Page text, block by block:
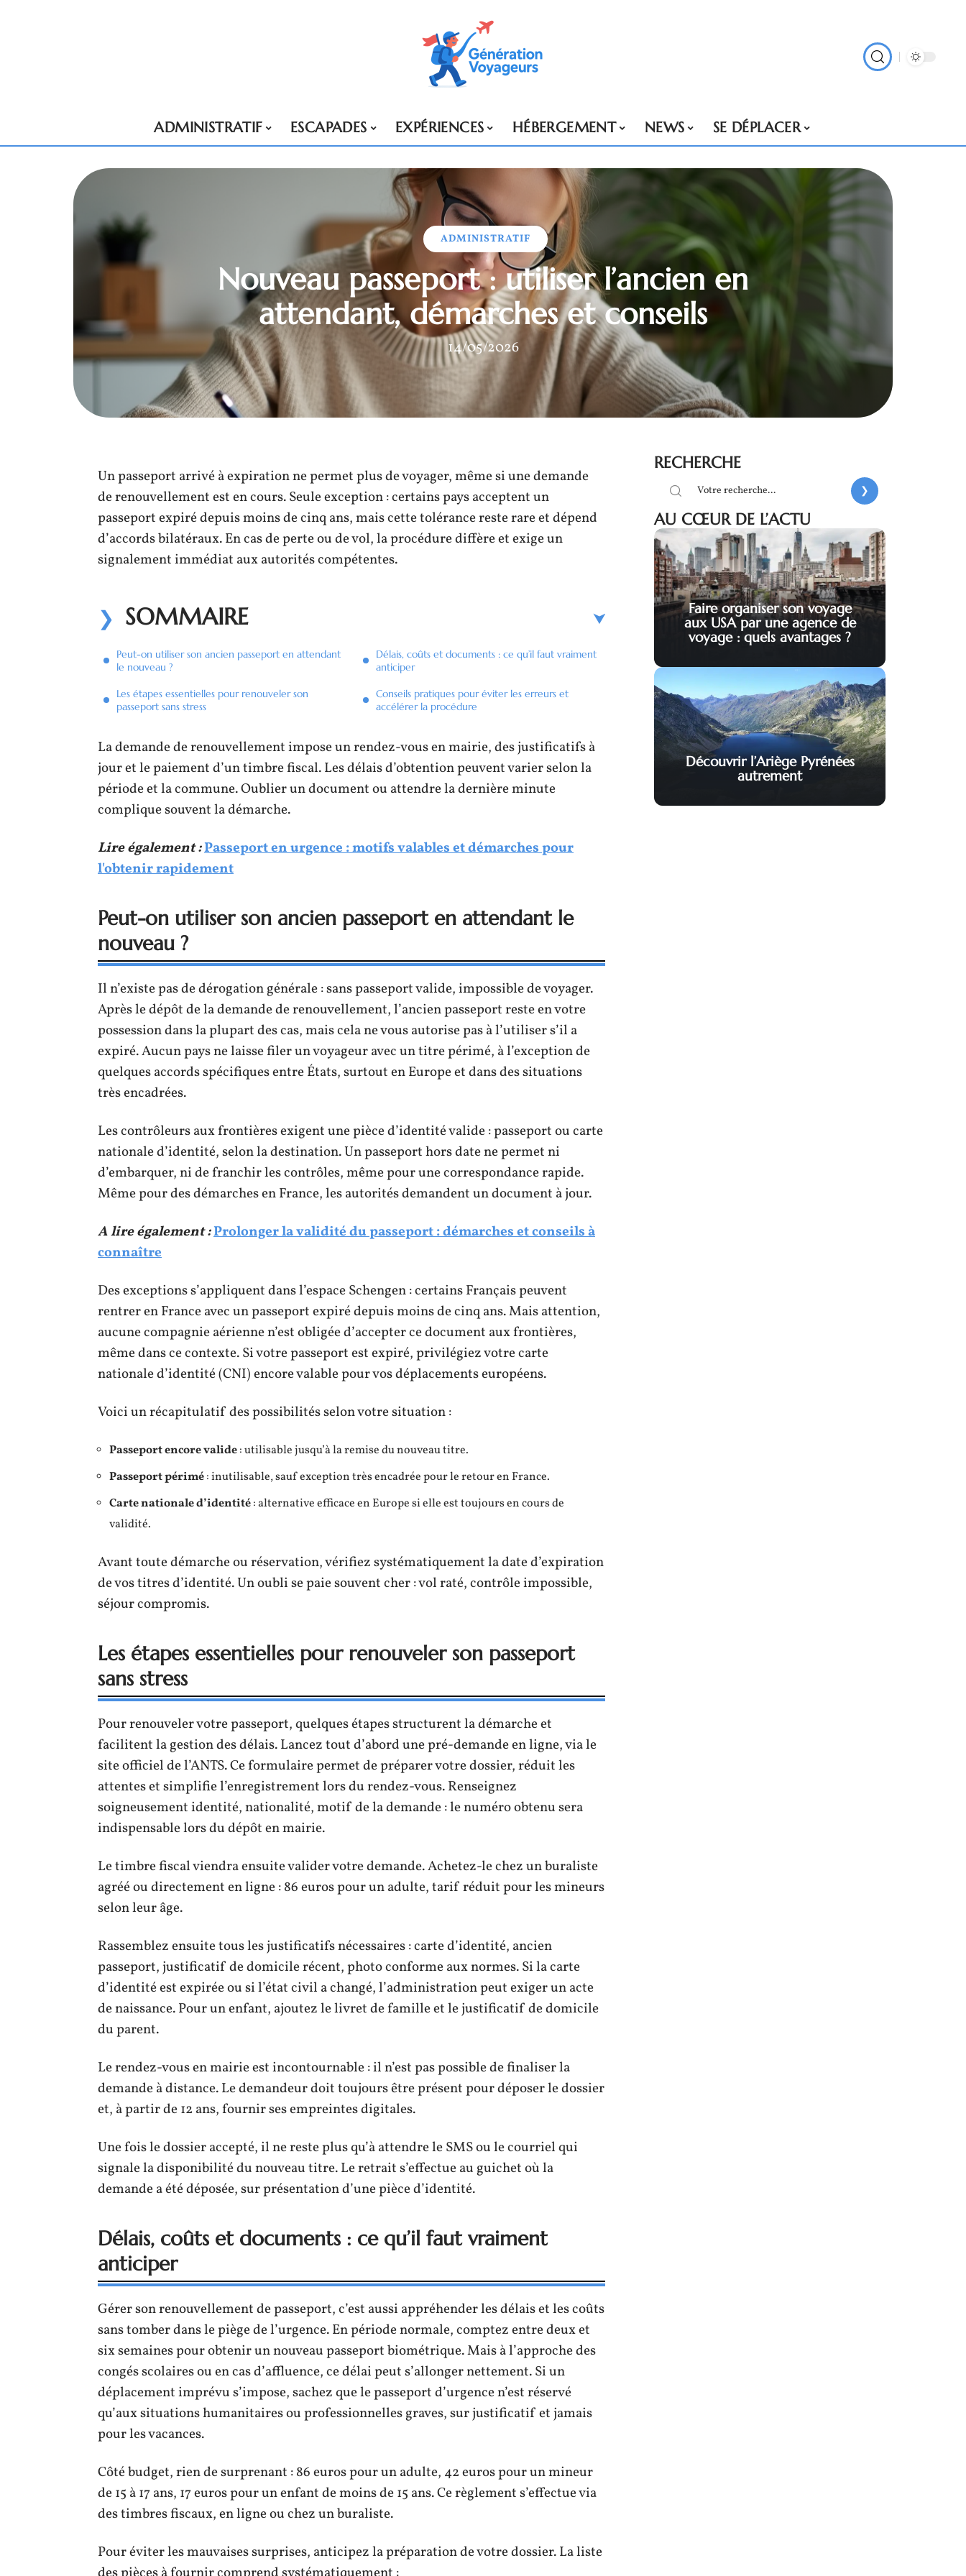
ADMINISTRATIF ESCAPADES EXPÉRIENCES HÉBERGEMENT NEWS SE DÉPLACER
ADMINISTRATIF
Nouveau passeport : utiliser l’ancien en
attendant, démarches et conseils
14/05/2026
Un passeport arrivé à expiration ne permet plus de voyager, même si une demande
de renouvellement est en cours. Seule exception : certains pays acceptent un
passeport expiré depuis moins de cinq ans, mais cette tolérance reste rare et dépend
d’accords bilatéraux. En cas de perte ou de vol, la procédure diffère et exige un
signalement immédiat aux autorités compétentes.
SOMMAIRE
Peut-on utiliser son ancien passeport en attendant
le nouveau ?
Les étapes essentielles pour renouveler son
passeport sans stress
Délais, coûts et documents : ce qu’il faut vraiment
anticiper
Conseils pratiques pour éviter les erreurs et
accélérer la procédure
La demande de renouvellement impose un rendez-vous en mairie, des justificatifs à
jour et le paiement d’un timbre fiscal. Les délais d’obtention peuvent varier selon la
période et la commune. Oublier un document ou attendre la dernière minute
complique souvent la démarche.
Lire également :Passeport en urgence : motifs valables et démarches pour
l'obtenir rapidement
Peut-on utiliser son ancien passeport en attendant le
nouveau ?
Il n’existe pas de dérogation générale : sans passeport valide, impossible de voyager.
Après le dépôt de la demande de renouvellement, l’ancien passeport reste en votre
possession dans la plupart des cas, mais cela ne vous autorise pas à l’utiliser s’il a
expiré. Aucun pays ne laisse filer un voyageur avec un titre périmé, à l’exception de
quelques accords spécifiques entre États, surtout en Europe et dans des situations
très encadrées.
Les contrôleurs aux frontières exigent une pièce d’identité valide : passeport ou carte
nationale d’identité, selon la destination. Un passeport hors date ne permet ni
d’embarquer, ni de franchir les contrôles, même pour une correspondance rapide.
Même pour des démarches en France, les autorités demandent un document à jour.
A lire également :Prolonger la validité du passeport : démarches et conseils à
connaître
Des exceptions s’appliquent dans l’espace Schengen : certains Français peuvent
rentrer en France avec un passeport expiré depuis moins de cinq ans. Mais attention,
aucune compagnie aérienne n’est obligée d’accepter ce document aux frontières,
même dans ce contexte. Si votre passeport est expiré, privilégiez votre carte
nationale d’identité (CNI) encore valable pour vos déplacements européens.
Voici un récapitulatif des possibilités selon votre situation :
Passeport encore valide: utilisable jusqu’à la remise du nouveau titre.
Passeport périmé: inutilisable, sauf exception très encadrée pour le retour en France.
Carte nationale d’identité: alternative efficace en Europe si elle est toujours en cours de
validité.
Avant toute démarche ou réservation, vérifiez systématiquement la date d’expiration
de vos titres d’identité. Un oubli se paie souvent cher : vol raté, contrôle impossible,
séjour compromis.
Les étapes essentielles pour renouveler son passeport
sans stress
Pour renouveler votre passeport, quelques étapes structurent la démarche et
facilitent la gestion des délais. Lancez tout d’abord une pré-demande en ligne, via le
site officiel de l’ANTS. Ce formulaire permet de préparer votre dossier, réduit les
attentes et simplifie l’enregistrement lors du rendez-vous. Renseignez
soigneusement identité, nationalité, motif de la demande : le numéro obtenu sera
indispensable lors du dépôt en mairie.
Le timbre fiscal viendra ensuite valider votre demande. Achetez-le chez un buraliste
agréé ou directement en ligne : 86 euros pour un adulte, tarif réduit pour les mineurs
selon leur âge.
Rassemblez ensuite tous les justificatifs nécessaires : carte d’identité, ancien
passeport, justificatif de domicile récent, photo conforme aux normes. Si la carte
d’identité est expirée ou si l’état civil a changé, l’administration peut exiger un acte
de naissance. Pour un enfant, ajoutez le livret de famille et le justificatif de domicile
du parent.
Le rendez-vous en mairie est incontournable : il n’est pas possible de finaliser la
demande à distance. Le demandeur doit toujours être présent pour déposer le dossier
et, à partir de 12 ans, fournir ses empreintes digitales.
Une fois le dossier accepté, il ne reste plus qu’à attendre le SMS ou le courriel qui
signale la disponibilité du nouveau titre. Le retrait s’effectue au guichet où la
demande a été déposée, sur présentation d’une pièce d’identité.
Délais, coûts et documents : ce qu’il faut vraiment
anticiper
Gérer son renouvellement de passeport, c’est aussi appréhender les délais et les coûts
sans tomber dans le piège de l’urgence. En période normale, comptez entre deux et
six semaines pour obtenir un nouveau passeport biométrique. Mais à l’approche des
congés scolaires ou en cas d’affluence, ce délai peut s’allonger nettement. Si un
déplacement imprévu s’impose, sachez que le passeport d’urgence n’est réservé
qu’aux situations humanitaires ou professionnelles graves, sur justificatif et jamais
pour les vacances.
Côté budget, rien de surprenant : 86 euros pour un adulte, 42 euros pour un mineur
de 15 à 17 ans, 17 euros pour un enfant de moins de 15 ans. Ce règlement s’effectue via
des timbres fiscaux, en ligne ou chez un buraliste.
Pour éviter les mauvaises surprises, anticipez la préparation de votre dossier. La liste
RECHERCHE
AU CŒUR DE L’ACTU
Faire organiser son voyage
aux USA par une agence de
voyage : quels avantages ?
Découvrir l’Ariège Pyrénées
autrement